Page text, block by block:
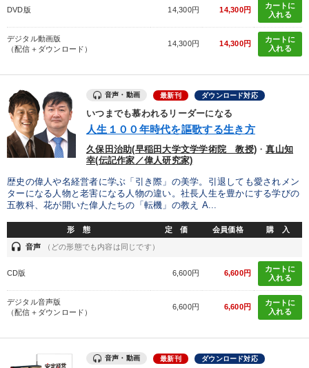
DVD版 14,300円 14,300円
カートに
入れる
デジタル動画版
（配信＋ダウンロード）
14,300円 14,300円
カートに
入れる
音声・動画 最新刊 ダウンロード対応
いつまでも慕われるリーダーになる
人生１００年時代を謳歌する生き方
久保田治助(早稲田大学文学学術院 教授) ・真山知
幸(伝記作家／偉人研究家)
歴史の偉人や名経営者に学ぶ「引き際」の美学。引退しても愛されメン
ターになる人物と老害になる人物の違い。社長人生を豊かにする学びの
五教科、花が開いた偉人たちの「転機」の教え A...
形 態 定 価 会員価格 購 入
headset 音声 （どの形態でも内容は同じです）
CD版 6,600円 6,600円
カートに
入れる
デジタル音声版
（配信＋ダウンロード）
6,600円 6,600円
カートに
入れる
音声・動画 最新刊 ダウンロード対応